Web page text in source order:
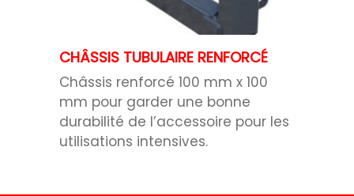
CHÂSSIS TUBULAIRE RENFORCÉ
Châssis renforcé 100 mm x 100
mm pour garder une bonne
durabilité de l’accessoire pour les
utilisations intensives.